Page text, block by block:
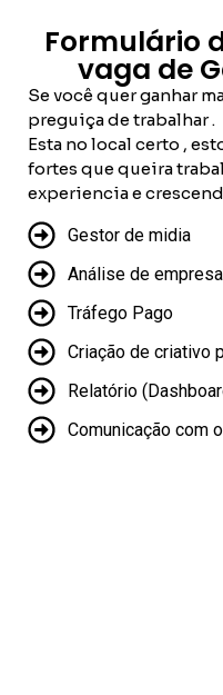
Formulário
vaga de
Se você quer ganhar
preguiça de trabalhar .
Esta no local certo ,
fortes que queira
experiencia e
Gestor de midia
Análise de
Tráfego Pago
Criação de criativo
Relatório
Comunicação com